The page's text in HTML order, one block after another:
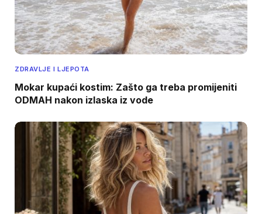
ZDRAVLJE I LJEPOTA
Mokar kupaći kostim: Zašto ga treba promijeniti
ODMAH nakon izlaska iz vode